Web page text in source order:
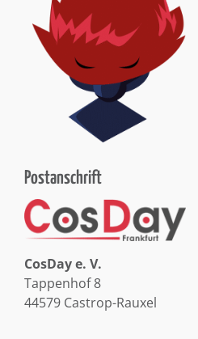
Postanschrift
CosDay e. V.
Tappenhof 8
44579 Castrop-Rauxel